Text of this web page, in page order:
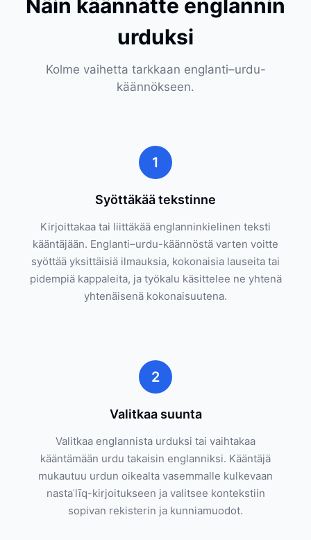
Näin käännätte englannin
urduksi
Kolme vaihetta tarkkaan englanti–urdu-
käännökseen.
1
Syöttäkää tekstinne
Kirjoittakaa tai liittäkää englanninkielinen teksti
kääntäjään. Englanti–urdu-käännöstä varten voitte
syöttää yksittäisiä ilmauksia, kokonaisia lauseita tai
pidempiä kappaleita, ja työkalu käsittelee ne yhtenä
yhtenäisenä kokonaisuutena.
2
Valitkaa suunta
Valitkaa englannista urduksi tai vaihtakaa
kääntämään urdu takaisin englanniksi. Kääntäjä
mukautuu urdun oikealta vasemmalle kulkevaan
nastaʿlīq-kirjoitukseen ja valitsee kontekstiin
sopivan rekisterin ja kunniamuodot.